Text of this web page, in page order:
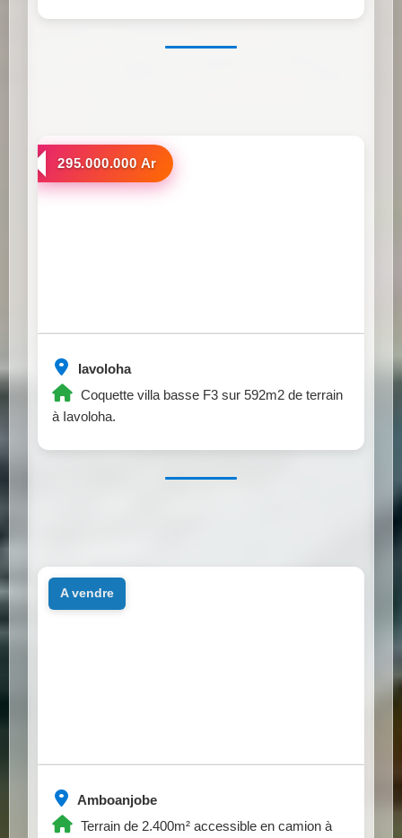
Iavoloha
Coquette villa basse F3 sur 592m2 de terrain
à Iavoloha.
a vendre
295.000.000 Ar
Amboanjobe
Terrain de 2.400m² accessible en camion à
a vendre